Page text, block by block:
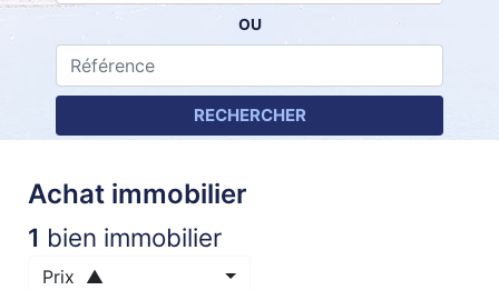
LOCATION
ACTUALITÉS
NOTRE
OU
RECHERCHER
Achat immobilier
1 bien immobilier
Prix ▲